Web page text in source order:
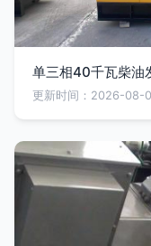
单三相40千瓦柴油
更新时间：2026-08-